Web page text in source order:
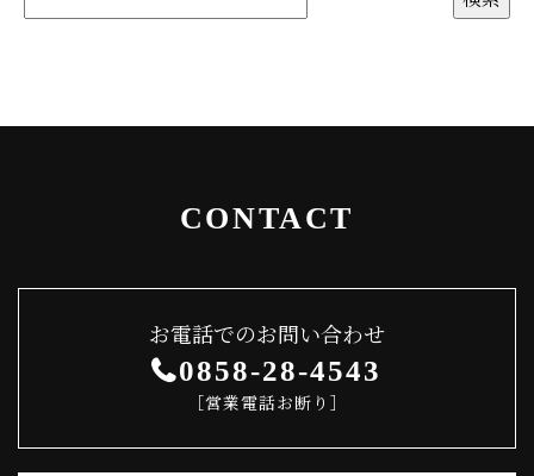
CONTACT
お電話でのお問い合わせ
0858-28-4543
［営業電話お断り］